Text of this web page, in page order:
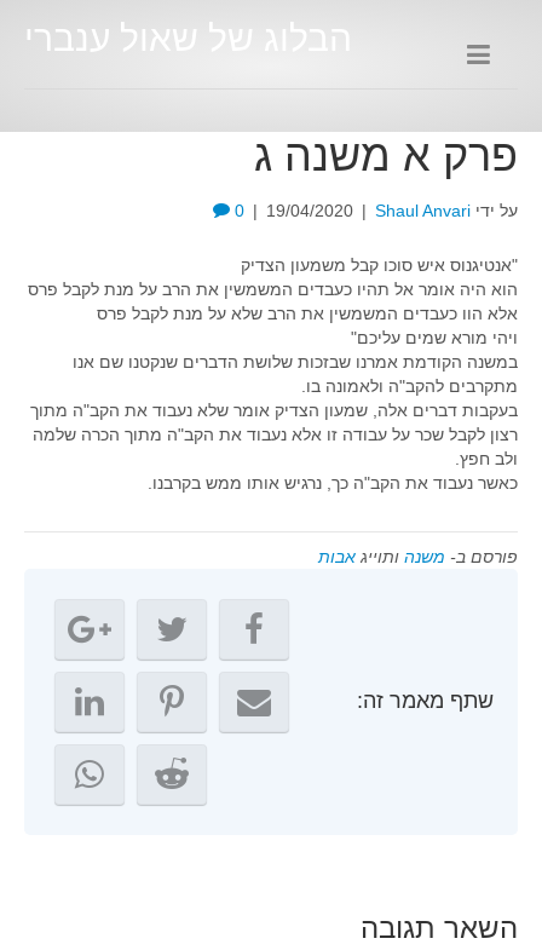
הבלוג של שאול ענברי
פרק א משנה ג
על ידי Shaul Anvari
|
19/04/2020
|
0
"אנטיגנוס איש סוכו קבל משמעון הצדיק
הוא היה אומר אל תהיו כעבדים המשמשין את הרב על מנת לקבל פרס
אלא הוו כעבדים המשמשין את הרב שלא על מנת לקבל פרס
ויהי מורא שמים עליכם"
במשנה הקודמת אמרנו שבזכות שלושת הדברים שנקטנו שם אנו
מתקרבים להקב"ה ולאמונה בו.
בעקבות דברים אלה, שמעון הצדיק אומר שלא נעבוד את הקב"ה מתוך
רצון לקבל שכר על עבודה זו אלא נעבוד את הקב"ה מתוך הכרה שלמה
ולב חפץ.
כאשר נעבוד את הקב"ה כך, נרגיש אותו ממש בקרבנו.
פורסם ב- משנה ותוייג אבות
שתף מאמר זה:
השאר תגובה